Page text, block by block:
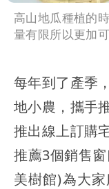
高山地瓜種植的
量有限所以更加
每年到了產季
地小農，攜手
推出線上訂購
推薦3個銷售
美樹館)為大